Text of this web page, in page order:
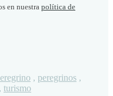
en nuestra política de
, peregrinos ,
, turismo